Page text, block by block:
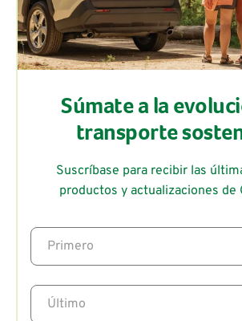
Súmate a la
transporte
Suscríbase para recibir las
productos y actualizaciones de